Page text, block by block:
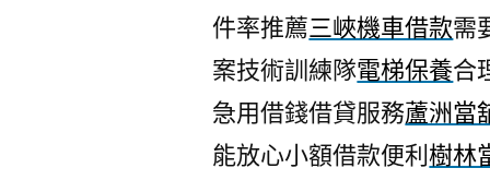
件率推薦三峽機車借款需
案技術訓練隊電梯保養合
急用借錢借貸服務蘆洲當
能放心小額借款便利樹林